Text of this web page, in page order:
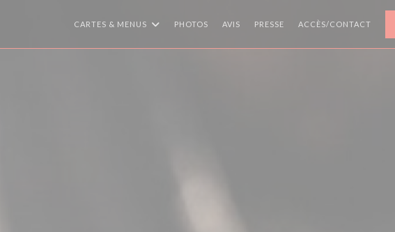
CARTES & MENUS PHOTOS AVIS PRESSE ACCÈS/CONTACT